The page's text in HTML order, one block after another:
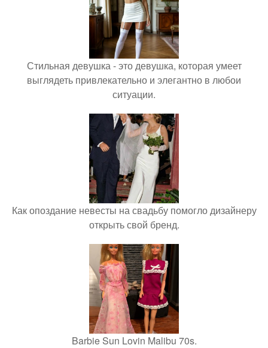
Стильная девушка - это девушка, которая умеет
выглядеть привлекательно и элегантно в любои
ситуации.
Как опоздание невесты на свадьбу помогло дизайнеру
открыть свой бренд.
Barbie Sun Lovin Malibu 70s.